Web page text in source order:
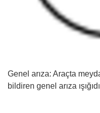
Genel arıza: Araçta
bildiren genel arıza